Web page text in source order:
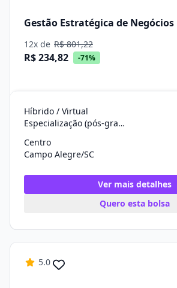
Gestão Estratégica de Negócios
12x de R$ 801,22
R$ 234,82 -71%
Híbrido / Virtual
Especialização (pós-graduação)
Centro
Campo Alegre/SC
Ver mais detalhes
Quero esta bolsa
5.0